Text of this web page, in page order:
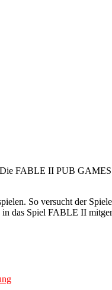
FABLE II PUB
So versucht der
das Spiel FABLE II